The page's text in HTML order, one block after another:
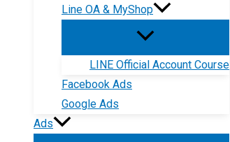
Line OA & MyShop
LINE Official Account Course
Facebook Ads
Google Ads
Ads